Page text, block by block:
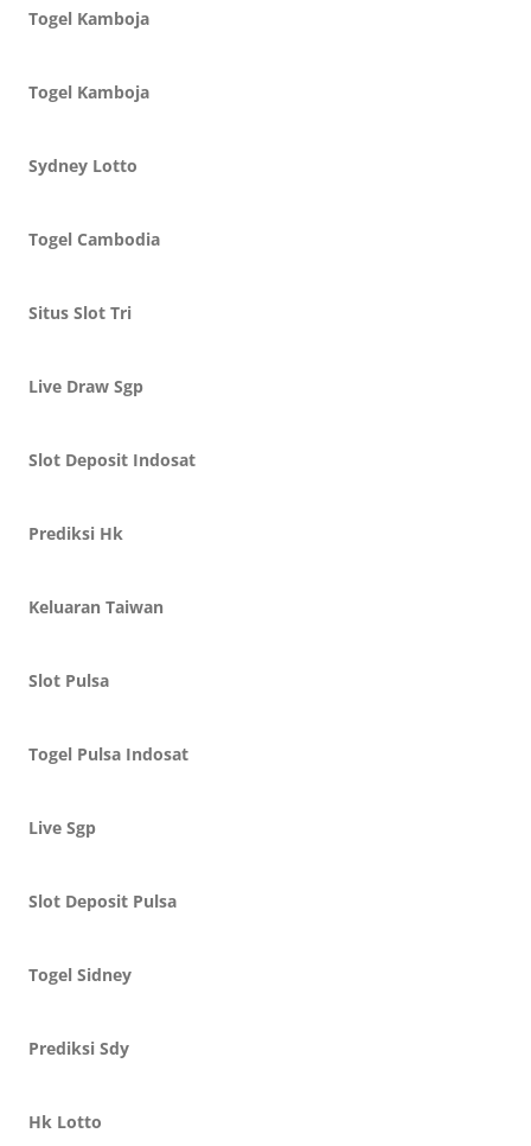
Togel Kamboja
Togel Kamboja
Sydney Lotto
Togel Cambodia
Situs Slot Tri
Live Draw Sgp
Slot Deposit Indosat
Prediksi Hk
Keluaran Taiwan
Slot Pulsa
Togel Pulsa Indosat
Live Sgp
Slot Deposit Pulsa
Togel Sidney
Prediksi Sdy
Hk Lotto